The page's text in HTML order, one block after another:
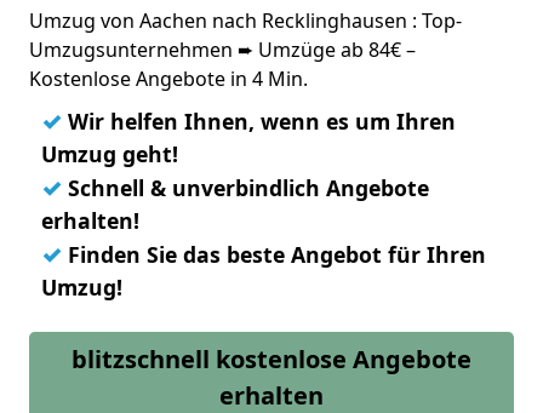
Umzug von Aachen nach Recklinghausen : Top-
Umzugsunternehmen ➨ Umzüge ab 84€ –
Kostenlose Angebote in 4 Min.
✓ Wir helfen Ihnen, wenn es um Ihren
Umzug geht!
✓ Schnell & unverbindlich Angebote
erhalten!
✓ Finden Sie das beste Angebot für Ihren
Umzug!
blitzschnell kostenlose Angebote
erhalten